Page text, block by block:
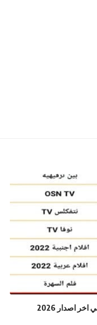
تحميل تطبيق NOVA TV APK نوفا تيفي اخر اصدار 2026